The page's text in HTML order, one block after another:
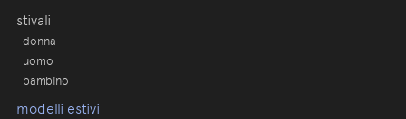
stivali
donna
uomo
bambino
modelli estivi